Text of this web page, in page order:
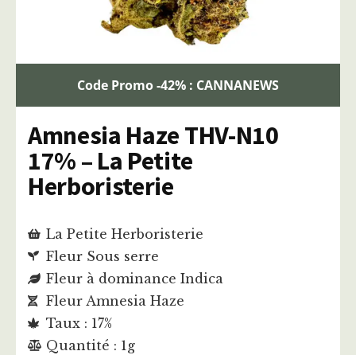
Code Promo -42% : CANNANEWS
Amnesia Haze THV-N10
17% – La Petite
Herboristerie
La Petite Herboristerie
Fleur Sous serre
Fleur à dominance Indica
Fleur Amnesia Haze
Taux : 17%
Quantité : 1g